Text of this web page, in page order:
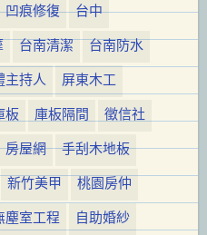
凹痕修復
台中
台南清潔
台南防水
主持人
屏東木工
板 庫板隔間
徵信社
房屋網
手刮木地板
新竹美甲
桃園房仲
塵室工程
自助婚紗